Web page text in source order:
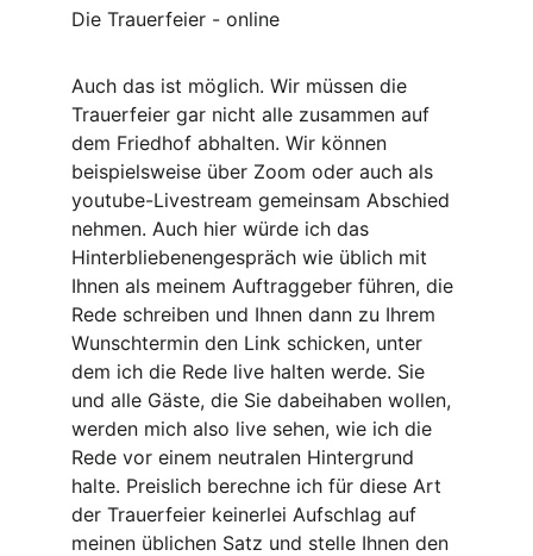
Die Trauerfeier - online
Auch das ist möglich. Wir müssen die
Trauerfeier gar nicht alle zusammen auf
dem Friedhof abhalten. Wir können
beispielsweise über Zoom oder auch als
youtube-Livestream gemeinsam Abschied
nehmen. Auch hier würde ich das
Hinterbliebenengespräch wie üblich mit
Ihnen als meinem Auftraggeber führen, die
Rede schreiben und Ihnen dann zu Ihrem
Wunschtermin den Link schicken, unter
dem ich die Rede live halten werde. Sie
und alle Gäste, die Sie dabeihaben wollen,
werden mich also live sehen, wie ich die
Rede vor einem neutralen Hintergrund
halte. Preislich berechne ich für diese Art
der Trauerfeier keinerlei Aufschlag auf
meinen üblichen Satz und stelle Ihnen den